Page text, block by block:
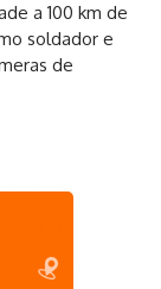
a 100 km de
soldador e
de